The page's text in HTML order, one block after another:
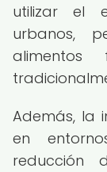
utilizar el
urbanos,
Además, la
en